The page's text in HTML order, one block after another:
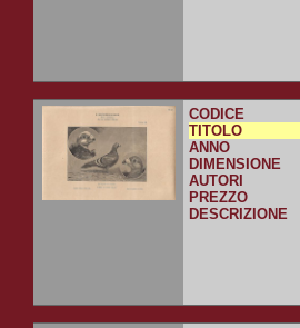
CODICE
TITOLO
ANNO
DIMENSIONE
AUTORI
PREZZO
DESCRIZIONE